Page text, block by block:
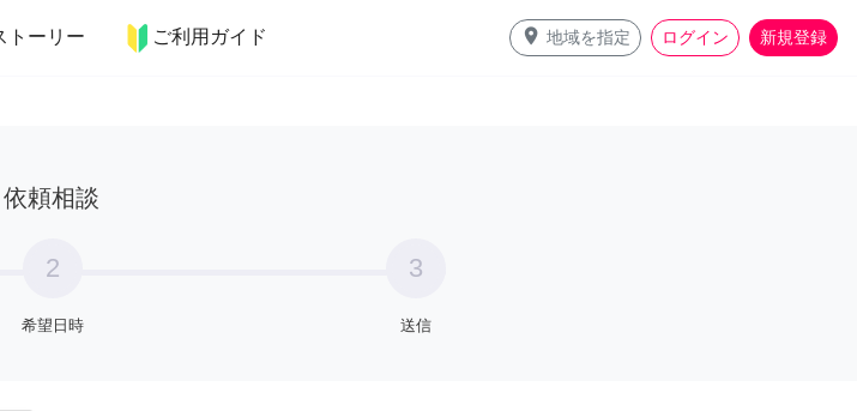
トーリー ご利用ガイド place 地域を指定 ログイン 新規登録
い事 ペット 料理
依頼相談
2
希望日時
3
送信